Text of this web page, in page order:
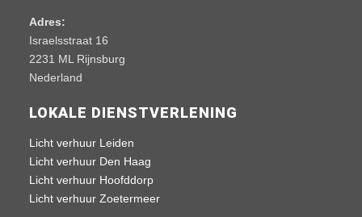
Adres:
Israelsstraat 16
2231 ML Rijnsburg
Nederland
LOKALE DIENSTVERLENING
Licht verhuur Leiden
Licht verhuur Den Haag
Licht verhuur Hoofddorp
Licht verhuur Zoetermeer